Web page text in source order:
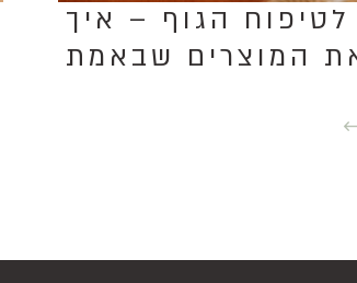
לטיפוח הגוף – איך
המוצרים שבאמת